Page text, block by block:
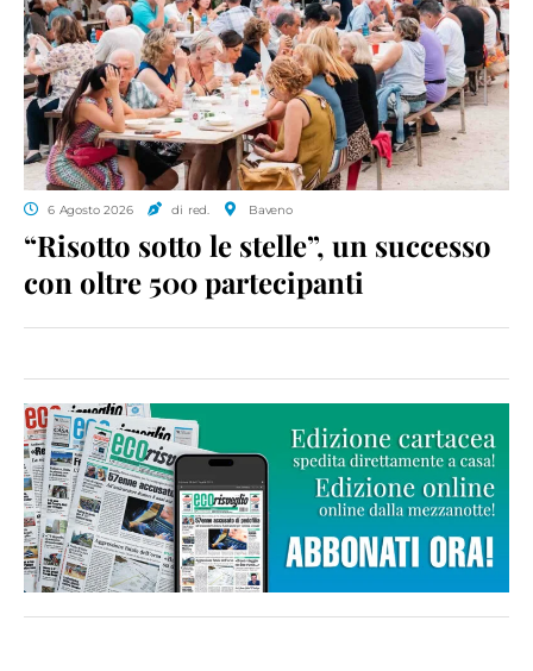
6 Agosto 2026 di red. Baveno
“Risotto sotto le stelle”, un successo
con oltre 500 partecipanti